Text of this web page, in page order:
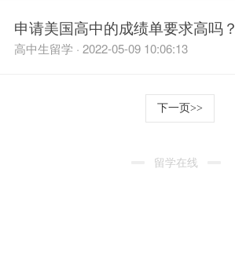
申请美国高中的成绩单要求高吗？
高中生留学 · 2022-05-09 10:06:13
下一页>>
留学在线